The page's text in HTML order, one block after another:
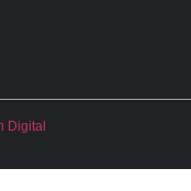
Digital